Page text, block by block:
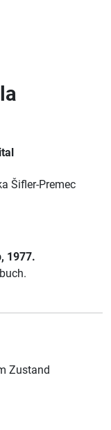
Šifler-Premec
, 1977.
Zustand